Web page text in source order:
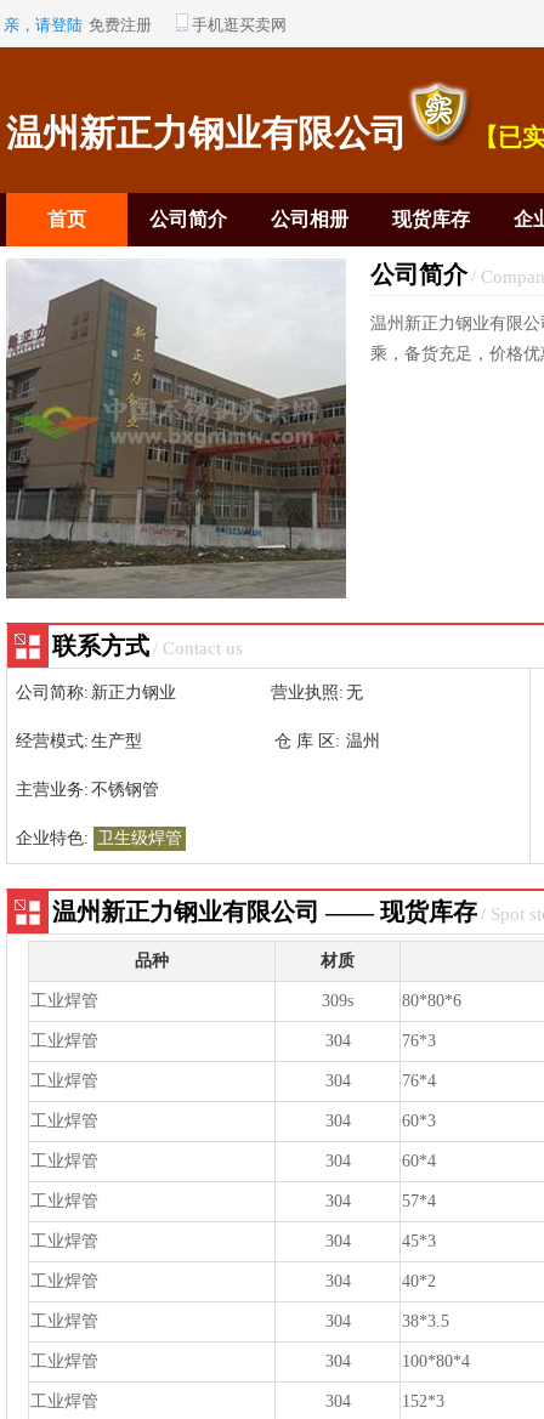
亲，请登陆 免费注册 手机逛买卖网
温州新正力钢业有限公司 【已
首页 公司简介 公司相册 现货库存 企
公司简介/
温州新正力钢业有限
乘，备货充足，价格
联系方式/ Contact us
公司简称: 新正力钢业 营业执照: 无
经营模式: 生产型 仓 库 区: 温州
主营业务: 不锈钢管
企业特色: 卫生级焊管
温州新正力钢业有限公司 —— 现货库存/ Spot
品种 材质
工业焊管 309s 80*80*6
工业焊管 304 76*3
工业焊管 304 76*4
工业焊管 304 60*3
工业焊管 304 60*4
工业焊管 304 57*4
工业焊管 304 45*3
工业焊管 304 40*2
工业焊管 304 38*3.5
工业焊管 304 100*80*4
工业焊管 304 152*3